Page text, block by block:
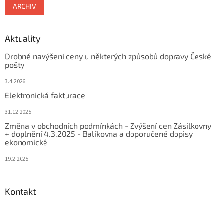
ARCHIV
Aktuality
Drobné navýšení ceny u některých způsobů dopravy České
pošty
3.4.2026
Elektronická fakturace
31.12.2025
Změna v obchodních podmínkách - Zvýšení cen Zásilkovny
+ doplnění 4.3.2025 - Balíkovna a doporučené dopisy
ekonomické
19.2.2025
Kontakt